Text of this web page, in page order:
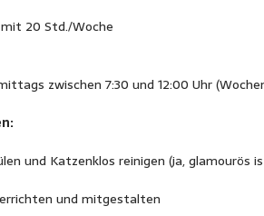
20 Std./Woche
zwischen 7:30 und 12:00 Uhr
und Katzenklos reinigen (ja, glamourös
und mitgestalten